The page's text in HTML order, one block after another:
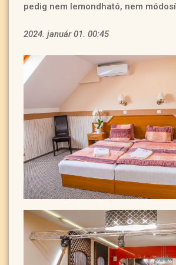
pedig nem lemondható, nem
2024. január 01. 00:45